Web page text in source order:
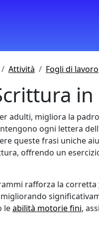
Attività Fogli di lavoro
adulti, migliora la
ogni lettera
queste frasi uniche
offrendo un
rafforza la corretta
leabilità motorie fini,